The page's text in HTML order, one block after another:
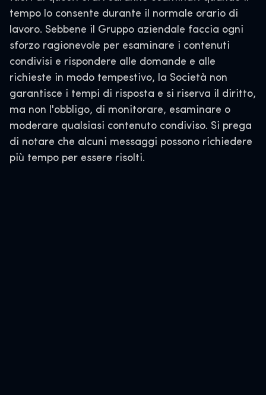
tempo lo consente durante il normale orario di
lavoro. Sebbene il Gruppo aziendale faccia ogni
sforzo ragionevole per esaminare i contenuti
condivisi e rispondere alle domande e alle
richieste in modo tempestivo, la Società non
garantisce i tempi di risposta e si riserva il diritto,
ma non l'obbligo, di monitorare, esaminare o
moderare qualsiasi contenuto condiviso. Si prega
di notare che alcuni messaggi possono richiedere
più tempo per essere risolti.